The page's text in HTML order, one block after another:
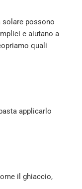
solare possono
e aiutano a
quali
applicarlo
il ghiaccio,